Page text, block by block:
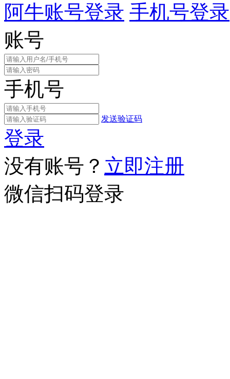
阿牛账号登录 手机号登录
账号
手机号
发送验证码
登录
没有账号？ 立即注册
微信扫码登录